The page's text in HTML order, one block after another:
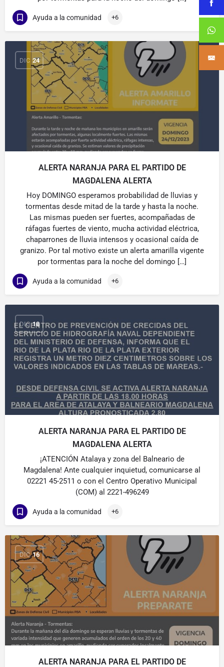
Ayuda a la comunidad +6
DIC 24
ALERTA NARANJA PARA EL PARTIDO DE
MAGDALENA ALERTA
Hoy DOMINGO esperamos probabilidad de lluvias y
tormentas desde mitad de la tarde y hasta la noche.
Las mismas pueden ser fuertes, acompañadas de
ráfagas fuertes de viento, mucha actividad eléctrica,
chaparrones de lluvia intensos y ocasional caída de
granizo. Por tal motivo existe un alerta amarilla vigente
por tormentas para la noche del domingo […]
Ayuda a la comunidad +6
DIC 18
ALERTA NARANJA PARA EL PARTIDO DE
MAGDALENA ALERTA
¡ATENCIÓN Atalaya y zona del Balneario de
Magdalena! Ante cualquier inquietud, comunicarse al
02221 45-2511 o con el Centro Operativo Municipal
(COM) al 2221-496249
Ayuda a la comunidad +6
DIC 16
ALERTA NARANJA PARA EL PARTIDO DE